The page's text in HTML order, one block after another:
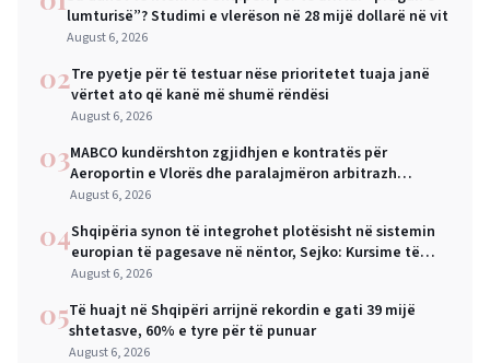
lumturisë”? Studimi e vlerëson në 28 mijë dollarë në vit
August 6, 2026
02Tre pyetje për të testuar nëse prioritetet tuaja janë
vërtet ato që kanë më shumë rëndësi
August 6, 2026
03MABCO kundërshton zgjidhjen e kontratës për
Aeroportin e Vlorës dhe paralajmëron arbitrazh
ndërkombëtar
August 6, 2026
04Shqipëria synon të integrohet plotësisht në sistemin
europian të pagesave në nëntor, Sejko: Kursime të
mëdha për qytetarët dhe bizneset
August 6, 2026
05Të huajt në Shqipëri arrijnë rekordin e gati 39 mijë
shtetasve, 60% e tyre për të punuar
August 6, 2026